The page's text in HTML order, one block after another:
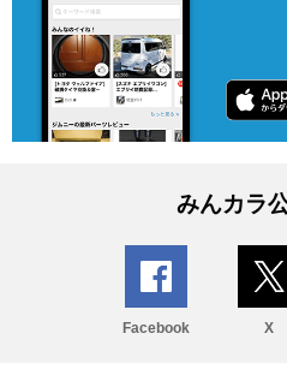
みんカラ
Facebook X